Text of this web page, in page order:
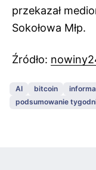
przekazał
Sokołowa Młp.
Źródło:
AI bitcoin
podsumowanie